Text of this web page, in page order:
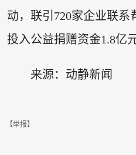
动，联引720家企业联系
投入公益捐赠资金1.8亿元
来源：动静新闻
【举报】